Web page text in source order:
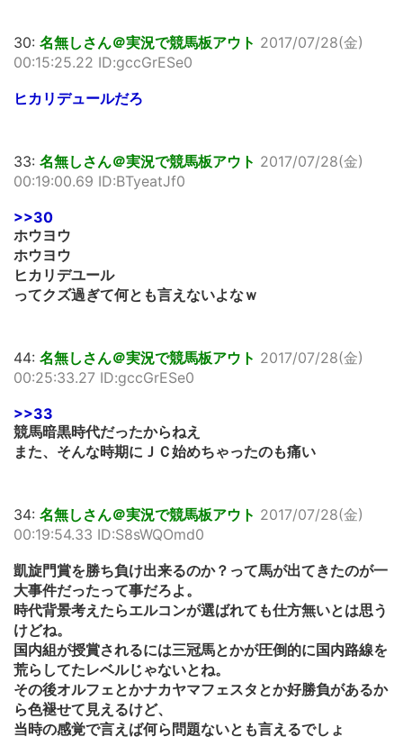
30: 名無しさん＠実況で競馬板アウト 2017/07/28(金)
00:15:25.22 ID:gccGrESe0
ヒカリデュールだろ
33: 名無しさん＠実況で競馬板アウト 2017/07/28(金)
00:19:00.69 ID:BTyeatJf0
>>30
ホウヨウ
ホウヨウ
ヒカリデユール
ってクズ過ぎて何とも言えないよなｗ
44: 名無しさん＠実況で競馬板アウト 2017/07/28(金)
00:25:33.27 ID:gccGrESe0
>>33
競馬暗黒時代だったからねえ
また、そんな時期にＪＣ始めちゃったのも痛い
34: 名無しさん＠実況で競馬板アウト 2017/07/28(金)
00:19:54.33 ID:S8sWQOmd0
凱旋門賞を勝ち負け出来るのか？って馬が出てきたのが一
大事件だったって事だろよ。
時代背景考えたらエルコンが選ばれても仕方無いとは思う
けどね。
国内組が授賞されるには三冠馬とかが圧倒的に国内路線を
荒らしてたレベルじゃないとね。
その後オルフェとかナカヤマフェスタとか好勝負があるか
ら色褪せて見えるけど、
当時の感覚で言えば何ら問題ないとも言えるでしょ